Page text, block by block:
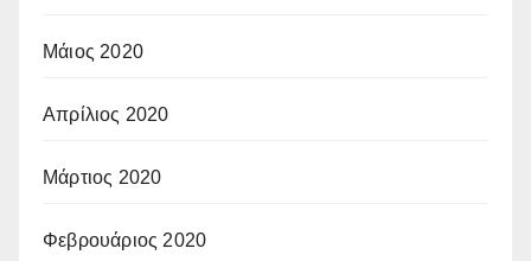
Μάιος 2020
Απρίλιος 2020
Μάρτιος 2020
Φεβρουάριος 2020